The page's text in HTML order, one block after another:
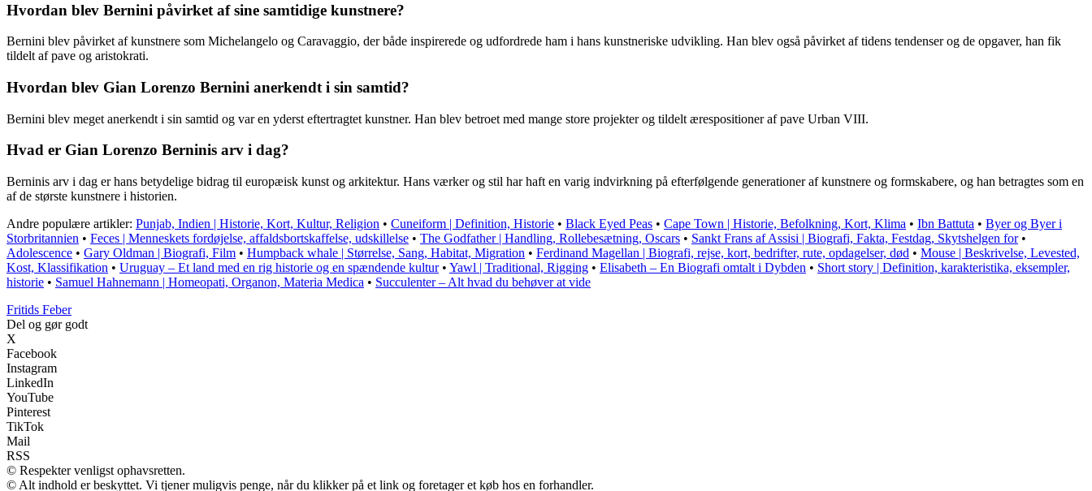
Hvordan blev Bernini påvirket af sine samtidige kunstnere?
Bernini blev påvirket af kunstnere som Michelangelo og Caravaggio, der både inspirerede og udfordrede ham i hans kunstneriske udvikling. Han blev også påvirket af tidens tendenser og de opgaver, han fik
tildelt af pave og aristokrati.
Hvordan blev Gian Lorenzo Bernini anerkendt i sin samtid?
Bernini blev meget anerkendt i sin samtid og var en yderst eftertragtet kunstner. Han blev betroet med mange store projekter og tildelt ærespositioner af pave Urban VIII.
Hvad er Gian Lorenzo Berninis arv i dag?
Berninis arv i dag er hans betydelige bidrag til europæisk kunst og arkitektur. Hans værker og stil har haft en varig indvirkning på efterfølgende generationer af kunstnere og formskabere, og han betragtes som en
af ​​de største kunstnere i historien.
Andre populære artikler: Punjab, Indien | Historie, Kort, Kultur, Religion • Cuneiform | Definition, Historie • Black Eyed Peas • Cape Town | Historie, Befolkning, Kort, Klima • Ibn Battuta • Byer og Byer i
Storbritannien • Feces | Menneskets fordøjelse, affaldsbortskaffelse, udskillelse • The Godfather | Handling, Rollebesætning, Oscars • Sankt Frans af Assisi | Biografi, Fakta, Festdag, Skytshelgen for•
Adolescence • Gary Oldman | Biografi, Film • Humpback whale | Størrelse, Sang, Habitat, Migration • Ferdinand Magellan | Biografi, rejse, kort, bedrifter, rute, opdagelser, død • Mouse | Beskrivelse, Levested,
Kost, Klassifikation • Uruguay – Et land med en rig historie og en spændende kultur• Yawl | Traditional, Rigging • Elisabeth – En Biografi omtalt i Dybden • Short story | Definition, karakteristika, eksempler,
historie • Samuel Hahnemann | Homeopati, Organon, Materia Medica • Succulenter – Alt hvad du behøver at vide
Fritids Feber
Del og gør godt
X
Facebook
Instagram
LinkedIn
YouTube
Pinterest
TikTok
Mail
RSS
© Respekter venligst ophavsretten.
© Alt indhold er beskyttet. Vi tjener muligvis penge, når du klikker på et link og foretager et køb hos en forhandler.